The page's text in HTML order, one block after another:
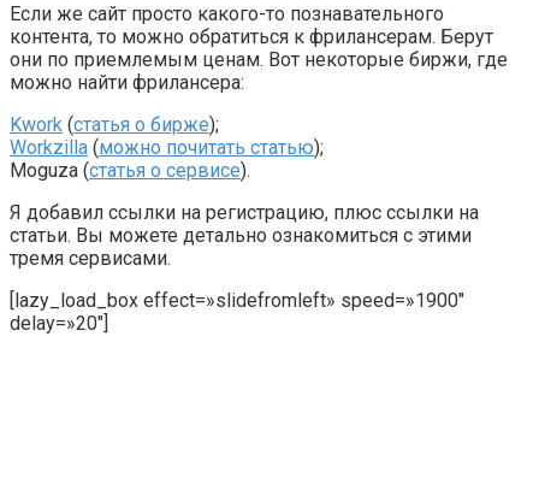
Если же сайт просто какого-то познавательного
контента, то можно обратиться к фрилансерам. Берут
они по приемлемым ценам. Вот некоторые биржи, где
можно найти фрилансера:
Kwork (статья о бирже);
Workzilla (можно почитать статью);
Moguza (статья о сервисе).
Я добавил ссылки на регистрацию, плюс ссылки на
статьи. Вы можете детально ознакомиться с этими
тремя сервисами.
[lazy_load_box effect=»slidefromleft» speed=»1900″
delay=»20″]